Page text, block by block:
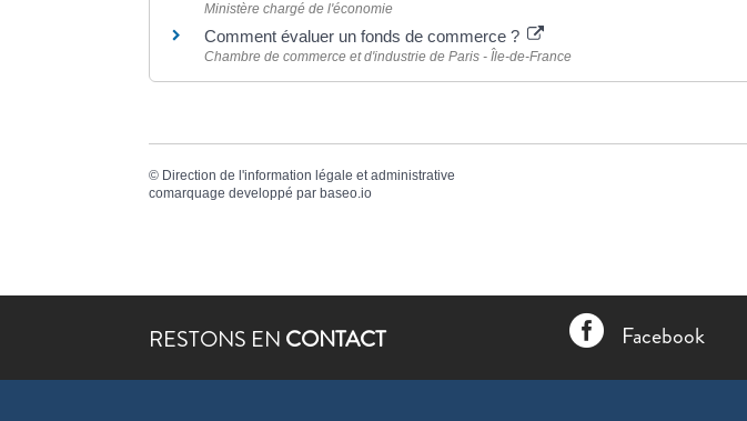
Ministère chargé de l'économie
Comment évaluer un fonds de commerce ?
Chambre de commerce et d'industrie de Paris - Île-de-France
© Direction de l'information légale et administrative
comarquage developpé par baseo.io
RESTONS EN CONTACT  Facebook